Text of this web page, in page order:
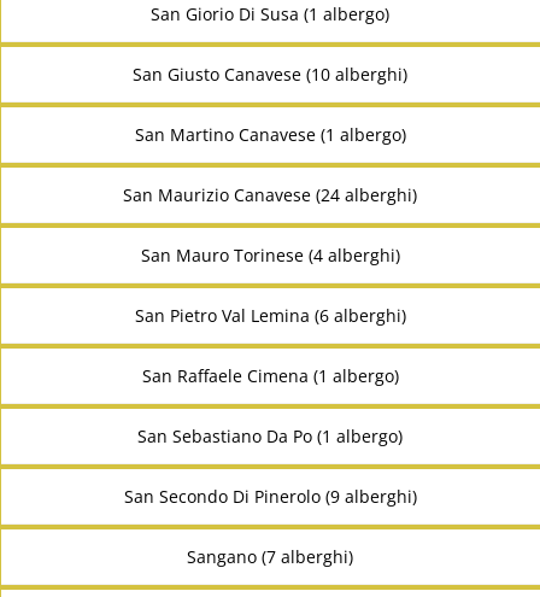
San Giorio Di Susa (1 albergo)
San Giusto Canavese (10 alberghi)
San Martino Canavese (1 albergo)
San Maurizio Canavese (24 alberghi)
San Mauro Torinese (4 alberghi)
San Pietro Val Lemina (6 alberghi)
San Raffaele Cimena (1 albergo)
San Sebastiano Da Po (1 albergo)
San Secondo Di Pinerolo (9 alberghi)
Sangano (7 alberghi)